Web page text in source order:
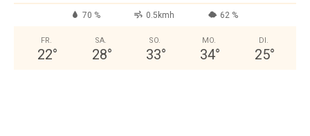
70 % 0.5kmh 62 %
FR.
22°
SA.
28°
SO.
33°
MO.
34°
DI.
25°